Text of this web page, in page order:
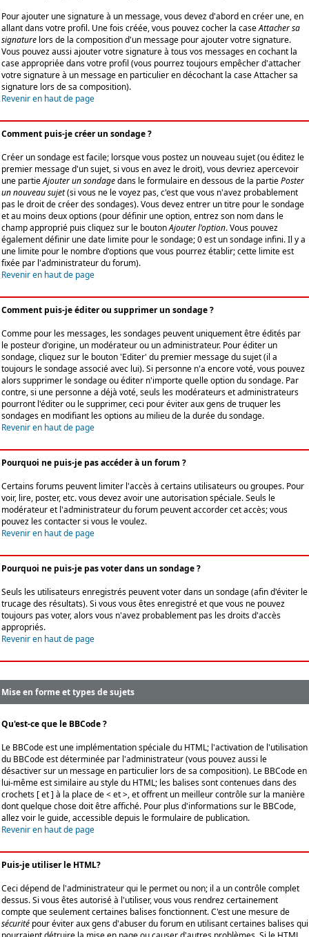
Pour ajouter une signature à un message, vous devez d'abord en créer une, en
allant dans votre profil. Une fois créée, vous pouvez cocher la caseAttacher sa
signature lors de la composition d'un message pour ajouter votre signature.
Vous pouvez aussi ajouter votre signature à tous vos messages en cochant la
case appropriée dans votre profil (vous pourrez toujours empêcher d'attacher
votre signature à un message en particulier en décochant la case Attacher sa
signature lors de sa composition).
Revenir en haut de page
Comment puis-je créer un sondage ?
Créer un sondage est facile; lorsque vous postez un nouveau sujet (ou éditez le
premier message d'un sujet, si vous en avez le droit), vous devriez apercevoir
une partieAjouter un sondagedans le formulaire en dessous de la partiePoster
un nouveau sujet(si vous ne le voyez pas, c'est que vous n'avez probablement
pas le droit de créer des sondages). Vous devez entrer un titre pour le sondage
et au moins deux options (pour définir une option, entrez son nom dans le
champ approprié puis cliquez sur le boutonAjouter l'option. Vous pouvez
également définir une date limite pour le sondage; 0 est un sondage infini. Il y a
une limite pour le nombre d'options que vous pourrez établir; cette limite est
fixée par l'administrateur du forum).
Revenir en haut de page
Comment puis-je éditer ou supprimer un sondage ?
Comme pour les messages, les sondages peuvent uniquement être édités par
le posteur d'origine, un modérateur ou un administrateur. Pour éditer un
sondage, cliquez sur le bouton 'Editer' du premier message du sujet (il a
toujours le sondage associé avec lui). Si personne n'a encore voté, vous pouvez
alors supprimer le sondage ou éditer n'importe quelle option du sondage. Par
contre, si une personne a déjà voté, seuls les modérateurs et administrateurs
pourront l'éditer ou le supprimer, ceci pour éviter aux gens de truquer les
sondages en modifiant les options au milieu de la durée du sondage.
Revenir en haut de page
Pourquoi ne puis-je pas accéder à un forum ?
Certains forums peuvent limiter l'accès à certains utilisateurs ou groupes. Pour
voir, lire, poster, etc. vous devez avoir une autorisation spéciale. Seuls le
modérateur et l'administrateur du forum peuvent accorder cet accès; vous
pouvez les contacter si vous le voulez.
Revenir en haut de page
Pourquoi ne puis-je pas voter dans un sondage ?
Seuls les utilisateurs enregistrés peuvent voter dans un sondage (afin d'éviter le
trucage des résultats). Si vous vous êtes enregistré et que vous ne pouvez
toujours pas voter, alors vous n'avez probablement pas les droits d'accès
appropriés.
Revenir en haut de page
Mise en forme et types de sujets
Qu'est-ce que le BBCode ?
Le BBCode est une implémentation spéciale du HTML; l'activation de l'utilisation
du BBCode est déterminée par l'administrateur (vous pouvez aussi le
désactiver sur un message en particulier lors de sa composition). Le BBCode en
lui-même est similaire au style du HTML; les balises sont contenues dans des
crochets [ et ] à la place de < et >, et offrent un meilleur contrôle sur la manière
dont quelque chose doit être affiché. Pour plus d'informations sur le BBCode,
allez voir le guide, accessible depuis le formulaire de publication.
Revenir en haut de page
Puis-je utiliser le HTML?
Ceci dépend de l'administrateur qui le permet ou non; il a un contrôle complet
dessus. Si vous êtes autorisé à l'utiliser, vous vous rendrez certainement
compte que seulement certaines balises fonctionnent. C'est une mesure de
sécurité pour éviter aux gens d'abuser du forum en utilisant certaines balises qui